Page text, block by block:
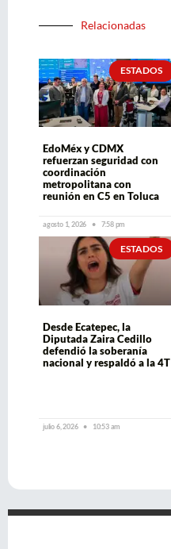
Relacionadas
ESTADOS
EdoMéx y CDMX
refuerzan seguridad con
coordinación
metropolitana con
reunión en C5 en Toluca
agosto 1, 2026 7:58 pm
ESTADOS
Desde Ecatepec, la
Diputada Zaira Cedillo
defendió la soberanía
nacional y respaldó a la 4T
julio 6, 2026 10:53 am